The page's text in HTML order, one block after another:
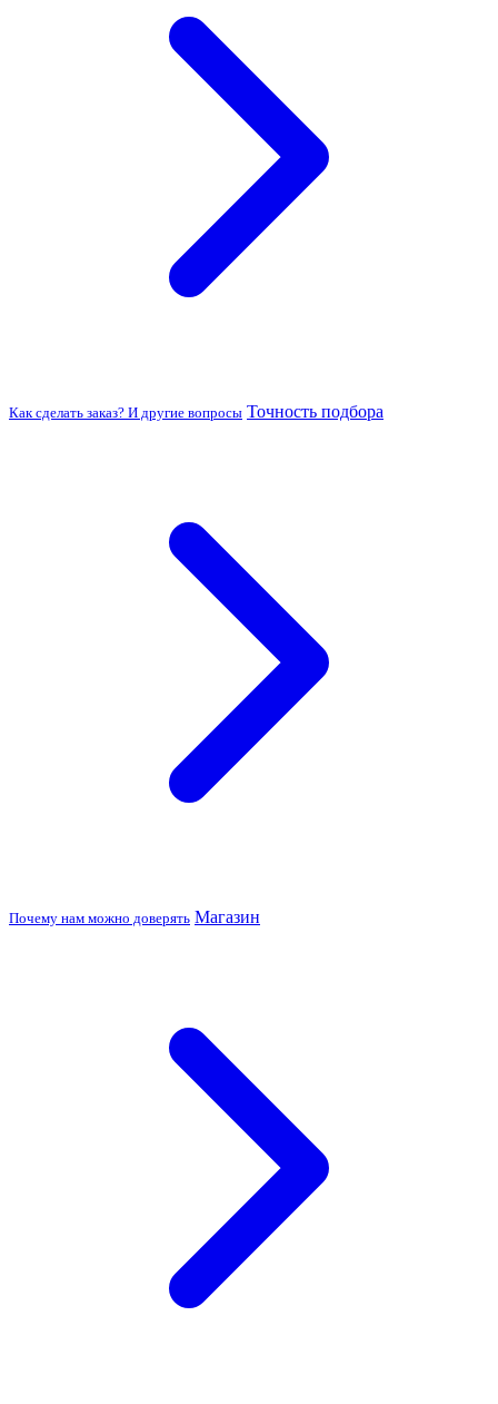
Как сделать заказ? И другие вопросы Точность подбора
Почему нам можно доверять Магазин